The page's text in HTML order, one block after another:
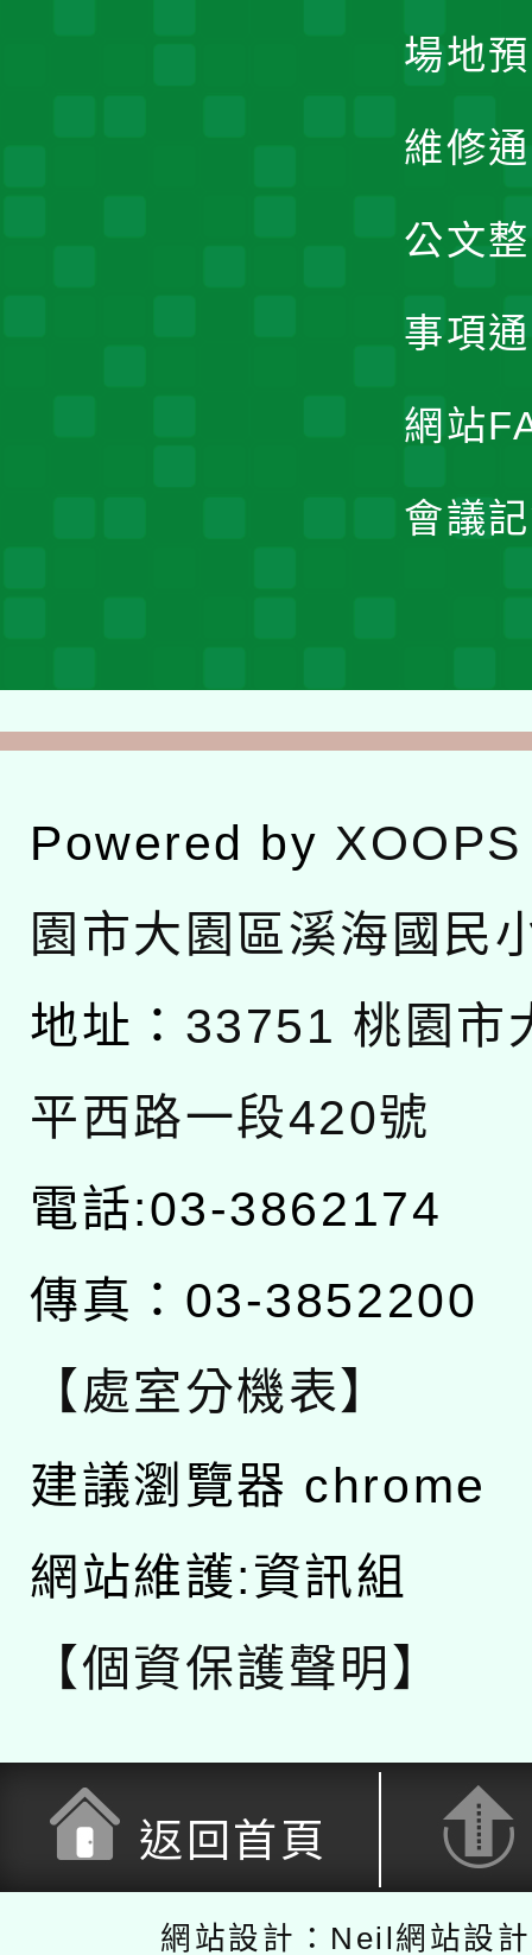
場地
維修
公文
事項
網站
會議
Powered by XOOPS
園市大園區溪海國民
地址： 33751 桃園市
平西路一段420號
電話:03-3862174
傳真：03-3852200
【處室分機表】
建議瀏覽器 chrome
網站維護:資訊組
【個資保護聲明】
返回首頁
網站設計：Neil網站設